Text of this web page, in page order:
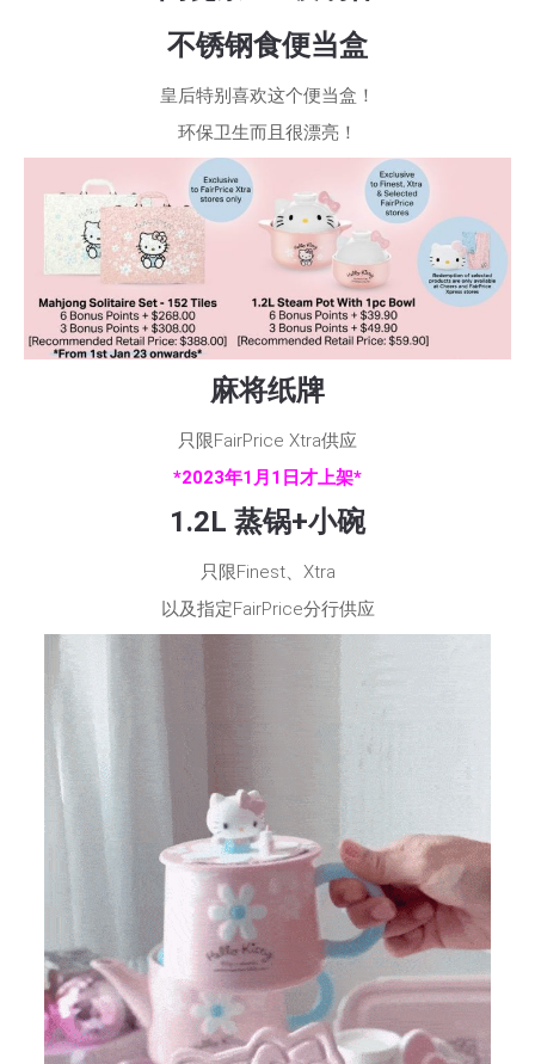
不锈钢食便当盒
皇后特别喜欢这个便当盒！
环保卫生而且很漂亮！
麻将纸牌
只限FairPrice Xtra供应
*2023年1月1日才上架*
1.2L 蒸锅+小碗
只限Finest、Xtra
以及指定FairPrice分行供应